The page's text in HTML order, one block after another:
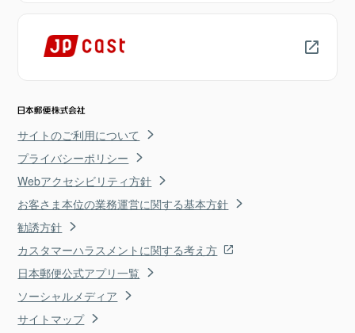
サイトのご利用について
プライバシーポリシー
Webアクセシビリティ方針
お客さま本位の業務運営に関する基本方針
勧誘方針
カスタマーハラスメントに関する考え方
日本郵便公式アプリ一覧
ソーシャルメディア
サイトマップ